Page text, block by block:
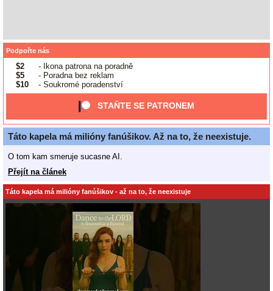
Podpořte nás
$2
- Ikona patrona na poradně
$5
- Poradna bez reklam
$10
- Soukromé poradenství
STAŇTE SE PATRONEM
Táto kapela má milióny fanúšikov. Až na to, že neexistuje.
O tom kam smeruje sucasne AI.
Přejít na článek
Táto kapela má milióny fanúšikov - až na to, že neexistuje